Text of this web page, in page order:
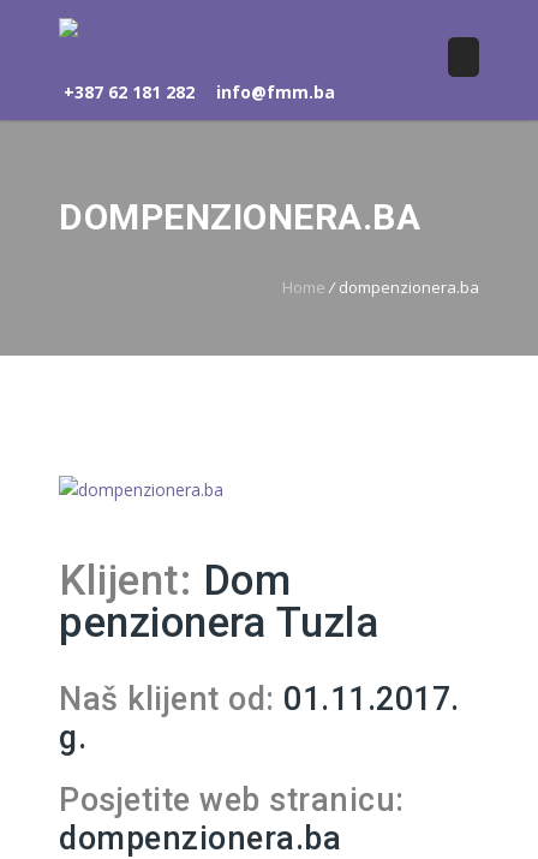
+387 62 181 282 info@fmm.ba
DOMPENZIONERA.BA
Home / dompenzionera.ba
Klijent: Dom
penzionera Tuzla
Naš klijent od: 01.11.2017.
g.
Posjetite web stranicu:
dompenzionera.ba